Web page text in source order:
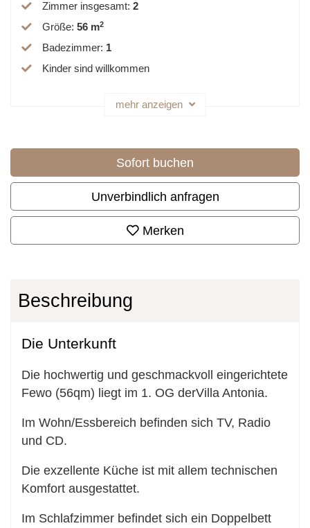
Zimmer insgesamt: 2
Größe: 56 m2
Badezimmer: 1
Kinder sind willkommen
mehr anzeigen
Sofort buchen
Unverbindlich anfragen
Merken
Beschreibung
Die Unterkunft
Die hochwertig und geschmackvoll eingerichtete
Fewo (56qm) liegt im 1. OG derVilla Antonia.
Im Wohn/Essbereich befinden sich TV, Radio
und CD.
Die exzellente Küche ist mit allem technischen
Komfort ausgestattet.
Im Schlafzimmer befindet sich ein Doppelbett